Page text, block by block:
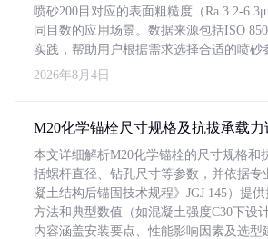
喷砂200目对应的表面粗糙度（Ra 3.2-
同目数的应用场景。数据来源包括ISO
实践，帮助用户根据需求选择合适的喷砂
2026年8月4日
M20化学锚栓尺寸规格及抗拔承载力
本文详细解析M20化学锚栓的尺寸规格和
括螺杆直径、钻孔尺寸等参数，并依据专
凝土结构后锚固技术规程》JGJ 145）提
方法和典型数值（如混凝土强度C30下设
内容涵盖安装要点、性能影响因素及选型